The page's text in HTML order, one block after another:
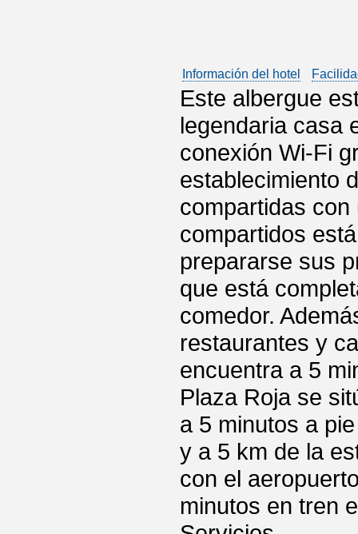
Información del hotel
Este albergue
legendaria casa
conexión Wi-Fi
establecimiento
compartidas
compartidos
prepararse sus
que está
comedor.
restaurantes y
encuentra a 5
Plaza Roja se
a 5 minutos a
y a 5 km de la
con el
minutos en tren